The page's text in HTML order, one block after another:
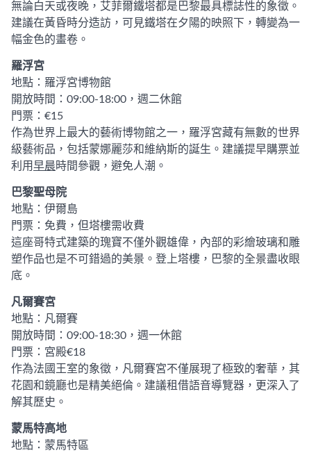
無論白天或夜晚，艾菲爾鐵塔都是巴黎最具標誌性的象徵。
建議在黃昏時分造訪，可見鐵塔在夕陽的映照下，轉變為一
幅金色的畫卷。
羅浮宮
地點：羅浮宮博物館
開放時間：09:00-18:00，週二休館
門票：€15
作為世界上最大的藝術博物館之一，羅浮宮藏有無數的世界
級藝術品，包括蒙娜麗莎和維納斯的誕生。建議提早購票並
利用早晨時間參觀，避免人潮。
巴黎聖母院
地點：伊爾島
門票：免費，但塔樓需收費
這座哥特式建築的瑰寶不僅外觀雄偉，內部的彩繪玻璃和雕
塑作品也是不可錯過的美景。登上塔樓，巴黎的全景盡收眼
底。
凡爾賽宮
地點：凡爾賽
開放時間：09:00-18:30，週一休館
門票：宮殿€18
作為法國王室的象徵，凡爾賽宮不僅展現了極致的奢華，其
花園和鏡廳也是精美絕倫。建議租借語音導覽器，更深入了
解其歷史。
蒙馬特高地
地點：蒙馬特區